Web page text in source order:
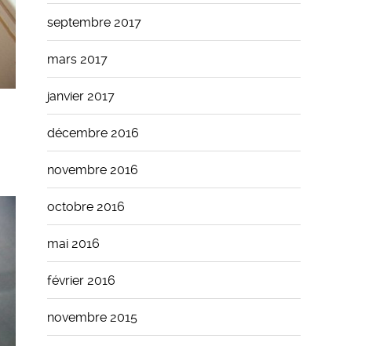
septembre 2017
mars 2017
janvier 2017
décembre 2016
novembre 2016
octobre 2016
mai 2016
février 2016
novembre 2015